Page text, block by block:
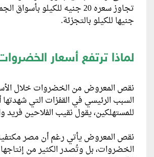
جنيها للكيلو بالتجزئة.
لماذا ترتفع أسعار
نقص المعروض من الخضروات خلال
السبب الرئيسي في القفزات التي شهدتها
للمستهلكين، يقول نقيب الفلاحين فريد
نقص المعروض يأتي رغم أن مصر
الخضروات، بل وتُصدر الكثير من